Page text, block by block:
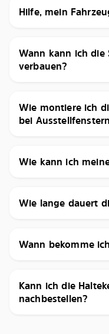
Hilfe, mein
Wann kann ich die
verbauen?
Wie montiere ich
bei
Wie kann ich
Wie lange dauert
Wann bekomme
Kann ich die
nachbestellen?